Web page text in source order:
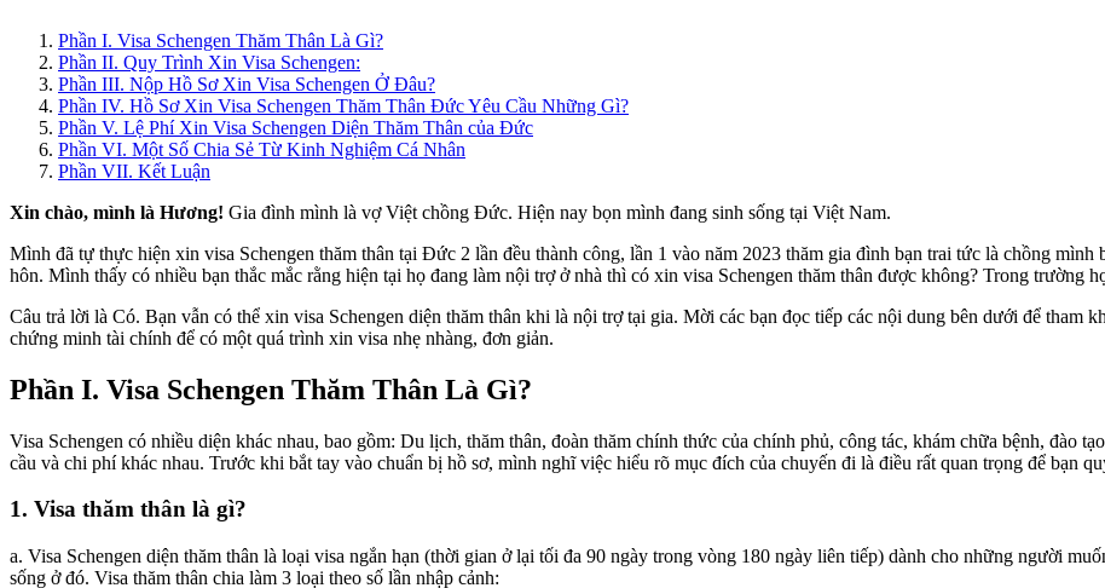
Phần I. Visa Schengen Thăm Thân Là Gì?
Phần II. Quy Trình Xin Visa Schengen:
Phần III. Nộp Hồ Sơ Xin Visa Schengen Ở Đâu?
Phần IV. Hồ Sơ Xin Visa Schengen Thăm Thân Đức Yêu Cầu Những Gì?
Phần V. Lệ Phí Xin Visa Schengen Diện Thăm Thân của Đức
Phần VI. Một Số Chia Sẻ Từ Kinh Nghiệm Cá Nhân
Phần VII. Kết Luận
Xin chào, mình là Hương! Gia đình mình là vợ Việt chồng Đức. Hiện nay bọn mình đang sinh sống tại Việt Nam.
Mình đã tự thực hiện xin visa Schengen thăm thân tại Đức 2 lần đều thành công, lần 1 vào năm 2023 thăm gia đình bạn trai tức là chồng
hôn. Mình thấy có nhiều bạn thắc mắc rằng hiện tại họ đang làm nội trợ ở nhà thì có xin visa Schengen thăm thân được không? Trong trường
Câu trả lời là Có. Bạn vẫn có thể xin visa Schengen diện thăm thân khi là nội trợ tại gia. Mời các bạn đọc tiếp các nội dung bên dưới để tham
chứng minh tài chính để có một quá trình xin visa nhẹ nhàng, đơn giản.
Phần I. Visa Schengen Thăm Thân Là Gì?
Visa Schengen có nhiều diện khác nhau, bao gồm: Du lịch, thăm thân, đoàn thăm chính thức của chính phủ, công tác, khám chữa bệnh, đào
cầu và chi phí khác nhau. Trước khi bắt tay vào chuẩn bị hồ sơ, mình nghĩ việc hiểu rõ mục đích của chuyến đi là điều rất quan trọng để bạn
1. Visa thăm thân là gì?
a. Visa Schengen diện thăm thân là loại visa ngắn hạn (thời gian ở lại tối đa 90 ngày trong vòng 180 ngày liên tiếp) dành cho những người
sống ở đó. Visa thăm thân chia làm 3 loại theo số lần nhập cảnh: